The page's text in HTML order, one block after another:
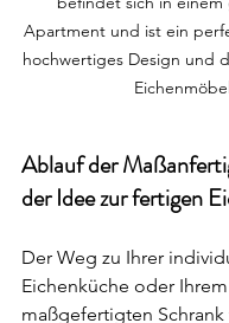
Apartment und ist ein
hochwertiges Design und
Ablauf der
der Idee zur fertigen
Der Weg zu Ihrer
Eichenküche oder Ihrem
maßgefertigten